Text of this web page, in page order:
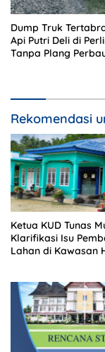
Dump Truk
Api Putri Deli di
Tanpa Plang
Rekomendasi
Ketua KUD Tunas
Klarifikasi Isu
Lahan di Kawasan